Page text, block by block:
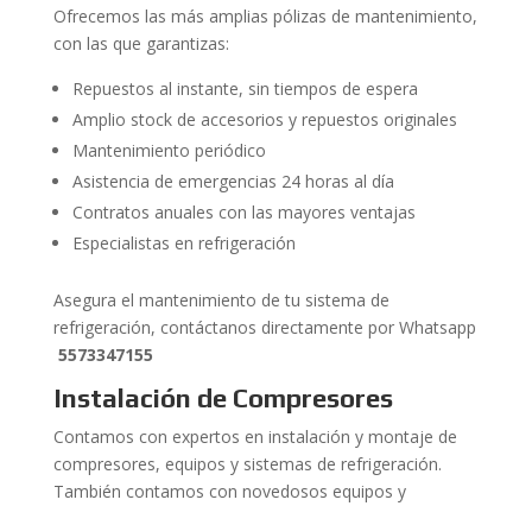
Ofrecemos las más amplias pólizas de mantenimiento,
con las que garantizas:
Repuestos al instante, sin tiempos de espera
Amplio stock de accesorios y repuestos originales
Mantenimiento periódico
Asistencia de emergencias 24 horas al día
Contratos anuales con las mayores ventajas
Especialistas en refrigeración
Asegura el mantenimiento de tu sistema de
refrigeración, contáctanos directamente por Whatsapp
5573347155
Instalación de Compresores
Contamos con expertos en instalación y montaje de
compresores, equipos y sistemas de refrigeración.
También contamos con novedosos equipos y